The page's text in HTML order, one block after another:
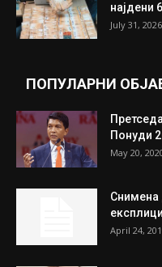
најдени
July 31, 2026
ПОПУЛАРНИ
Понуди
May 20,
Снимена
April 24,